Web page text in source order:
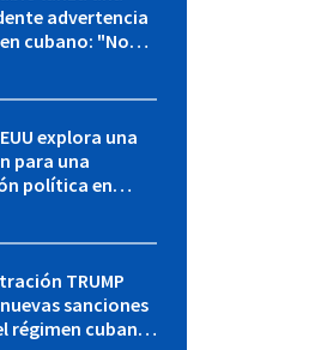
advertencia
cubano: "No
explora una
para una
política en
TRUMP
sanciones
régimen cubano: